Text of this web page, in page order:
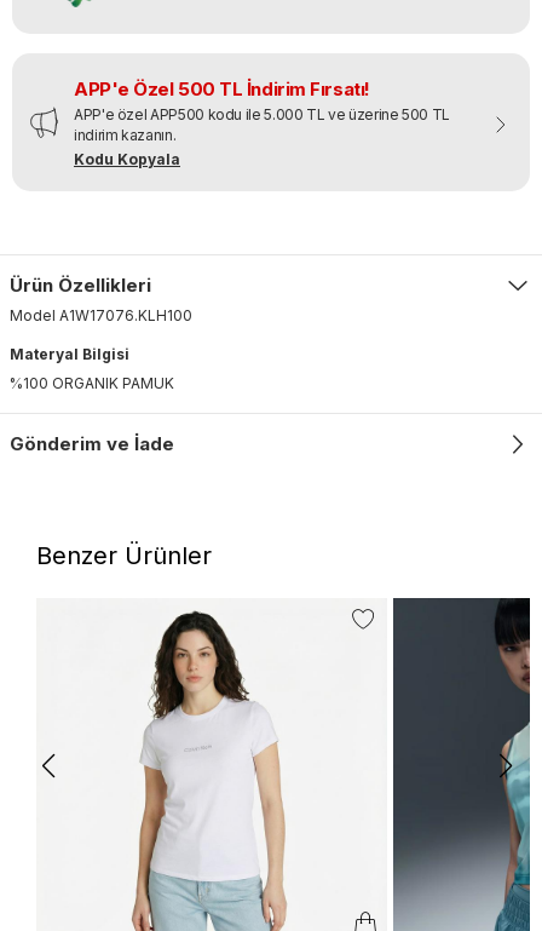
APP'e Özel 500 TL İndirim Fırsatı!
APP'e özel APP500 kodu ile 5.000 TL ve üzerine 500 TL
indirim kazanın.
Kodu Kopyala
Ürün Özellikleri
Model A1W17076.KLH100
Materyal Bilgisi
%100 ORGANIK PAMUK
Gönderim ve İade
Benzer Ürünler